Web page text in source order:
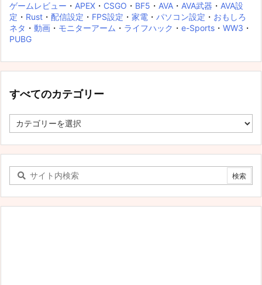
ゲームレビュー ・ APEX ・ CSGO ・ BF5 ・ AVA ・ AVA武器 ・ AVA設
定 ・ Rust ・ 配信設定 ・ FPS設定 ・ 家電 ・ パソコン設定 ・ おもしろ
ネタ ・ 動画 ・ モニターアーム ・ ライフハック ・ e-Sports ・ WW3 ・
PUBG
すべてのカテゴリー
べ
の
ゴ
リ
ー